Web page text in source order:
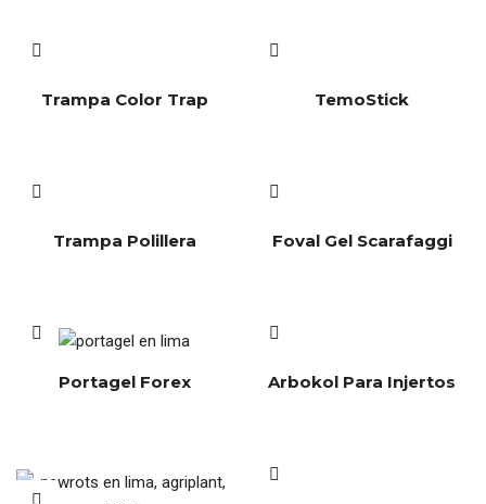
Trampa Color Trap TemoStick
Trampa Polillera Foval Gel Scarafaggi
Portagel Forex Arbokol Para Injertos